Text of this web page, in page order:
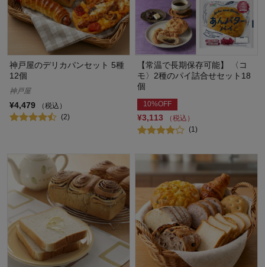
神戸屋のデリカパンセット 5種
12個
神戸屋
¥4,479
（税込）
(2)
【常温で長期保存可能】 〈コ
モ〉2種のパイ詰合せセット18
個
10%OFF
¥3,113
（税込）
(1)